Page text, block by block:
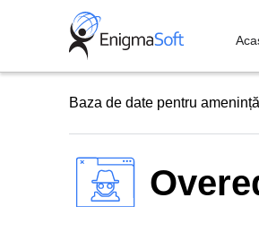
Baza de date pentru